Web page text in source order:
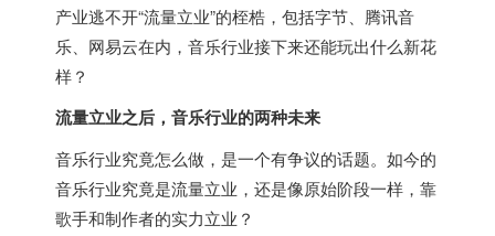
产业逃不开“流量立业”的桎梏，包括字节、腾讯音
乐、网易云在内，音乐行业接下来还能玩出什么新花
样？
流量立业之后，音乐行业的两种未来
音乐行业究竟怎么做，是一个有争议的话题。如今的
音乐行业究竟是流量立业，还是像原始阶段一样，靠
歌手和制作者的实力立业？